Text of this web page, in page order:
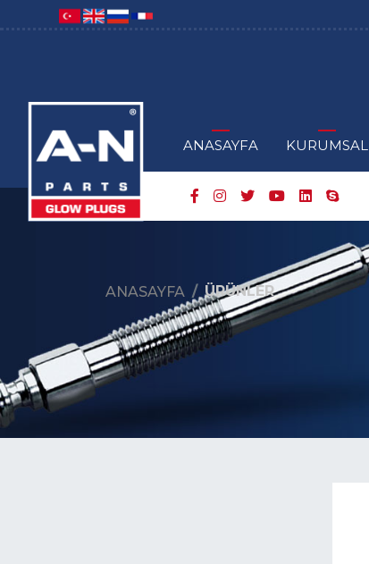
ANASAYFA KURUMSAL
ANASAYFA ÜRÜNLER